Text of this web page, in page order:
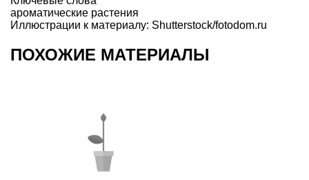
ароматические растения
Иллюстрации к материалу: Shutterstock/fotodom.ru
ПОХОЖИЕ МАТЕРИАЛЫ